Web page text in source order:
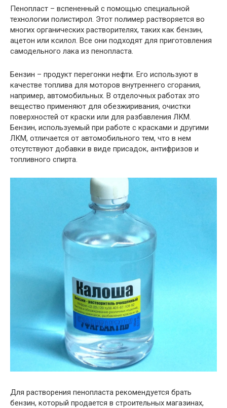
Пенопласт – вспененный с помощью специальной
технологии полистирол. Этот полимер растворяется во
многих органических растворителях, таких как бензин,
ацетон или ксилол. Все они подходят для приготовления
самодельного лака из пенопласта.
Бензин – продукт перегонки нефти. Его используют в
качестве топлива для моторов внутреннего сгорания,
например, автомобильных. В отделочных работах это
вещество применяют для обезжиривания, очистки
поверхностей от краски или для разбавления ЛКМ.
Бензин, используемый при работе с красками и другими
ЛКМ, отличается от автомобильного тем, что в нем
отсутствуют добавки в виде присадок, антифризов и
топливного спирта.
Для растворения пенопласта рекомендуется брать
бензин, который продается в строительных магазинах,